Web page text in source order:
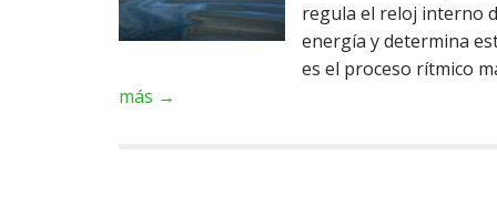
regula el reloj interno
energía y determina
es el proceso rítmico
más →